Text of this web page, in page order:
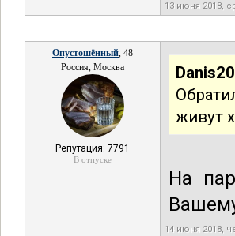
13 июня 2018,
Опустошённый, 48
Россия, Москва
Репутация: 7791
В отпуске
живут
На
14 июня 2018,